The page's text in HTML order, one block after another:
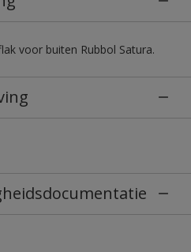
voor buiten Rubbol Satura.